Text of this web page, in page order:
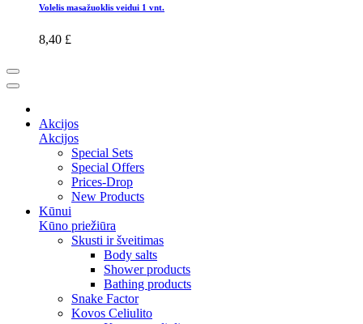
Volelis masažuoklis veidui 1 vnt.
8,40 £
Akcijos
Akcijos
Special Sets
Special Offers
Prices-Drop
New Products
Kūnui
Kūno priežiūra
Skusti ir šveitimas
Body salts
Shower products
Bathing products
Snake Factor
Kovos Celiulito